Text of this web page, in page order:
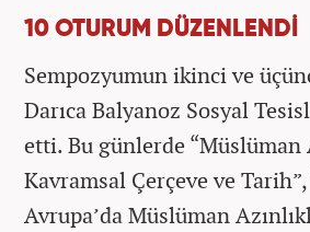
10 OTURUM DÜZENLENDİ
Sempozyumun ikinci ve
Darıca Balyanoz Sosyal
etti. Bu günlerde “Müslüman
Kavramsal Çerçeve ve
Avrupa’da Müslüman